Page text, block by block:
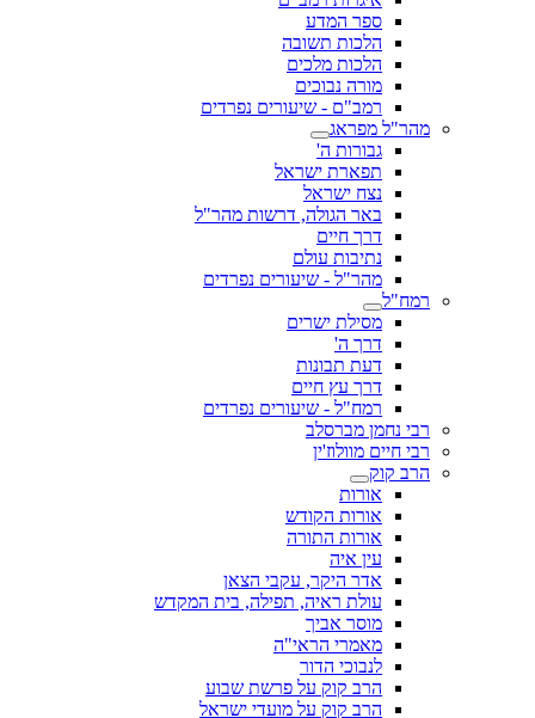
ספר המדע
הלכות תשובה
הלכות מלכים
מורה נבוכים
רמב"ם - שיעורים נפרדים
מהר"ל מפראג
גבורות ה'
תפארת ישראל
נצח ישראל
באר הגולה, דרשות מהר"ל
דרך חיים
נתיבות עולם
מהר"ל - שיעורים נפרדים
רמח"ל
מסילת ישרים
דרך ה'
דעת תבונות
דרך עץ חיים
רמח"ל - שיעורים נפרדים
רבי נחמן מברסלב
רבי חיים מוולוז'ין
הרב קוק
אורות
אורות הקודש
אורות התורה
עין איה
אדר היקר, עקבי הצאן
עולת ראיה, תפילה, בית המקדש
מוסר אביך
מאמרי הראי"ה
לנבוכי הדור
הרב קוק על פרשת שבוע
הרב קוק על מועדי ישראל